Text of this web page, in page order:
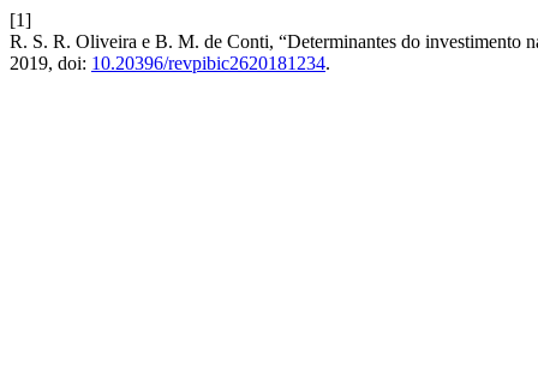
[1]
R. S. R. Oliveira e B. M. de Conti, “Determinantes do investimento
2019, doi: 10.20396/revpibic2620181234.